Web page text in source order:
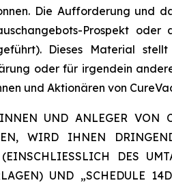
Die Aufforderung und
Prospekt
Dieses Material
oder für irgendein
und Aktionären von
UND ANLEGER VON
WIRD IHNEN
DES
UND „SCHEDULE